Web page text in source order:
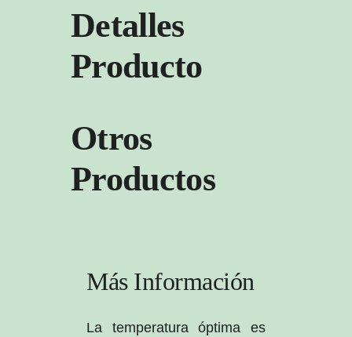
Detalles
Producto
Otros
Productos
Más Información
La temperatura óptima es